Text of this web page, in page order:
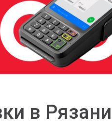
в Рязани